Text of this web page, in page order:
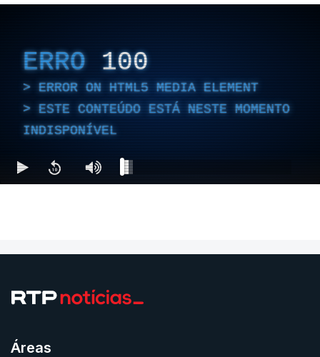
ERRO 100
ERROR ON HTML5 MEDIA ELEMENT
ESTE CONTEÚDO ESTÁ NESTE MOMENTO
INDISPONÍVEL
Áreas